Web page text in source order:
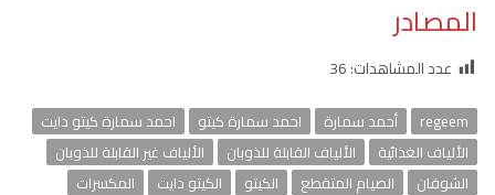
المصادر
عدد المشاهدات:36
regeem أحمد سمارة احمد سمارة كيتو
احمد سمارة كيتو دايت
الألياف الغذائية
الألياف القابلة للذوبان
الألياف غير القابلة للذوبان
الشوفان
الصيام المتقطع الكيتو الكيتو دايت
المكسرات